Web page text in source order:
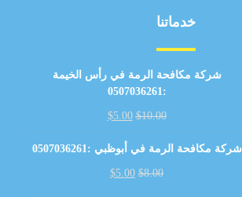
خدماتنا
شركة مكافحة الرمة في رأس الخيمة
:0507036261
$10.00
$5.00
شركة مكافحة الرمة في أبوظبي :0507036261
$8.00
$5.00